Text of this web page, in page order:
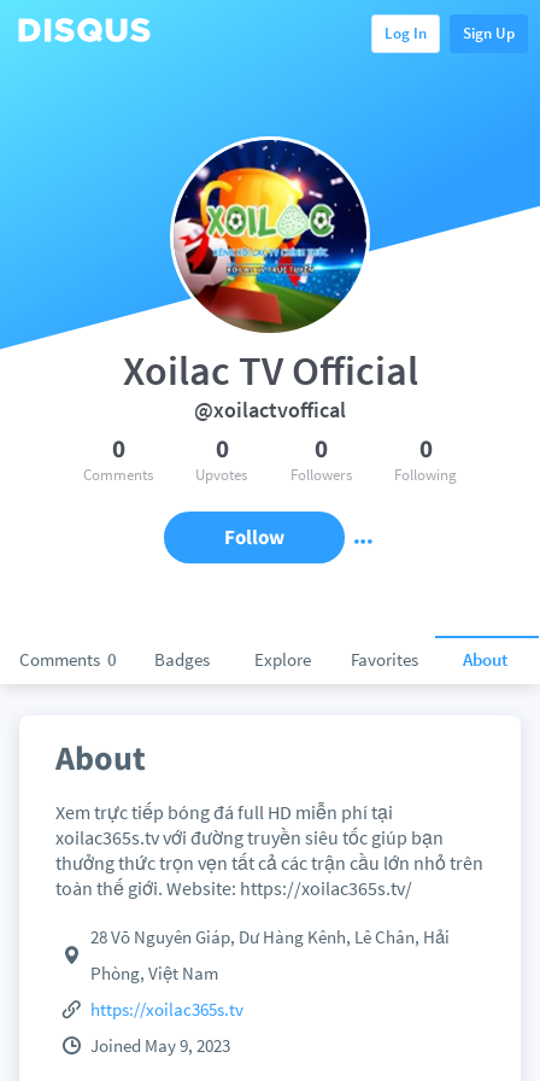
Log In Sign Up
Comments 0 Badges Explore Favorites About
Xoilac TV Official
@xoilactvoffical
0
Comments
0
Upvotes
0
Followers
0
Following
Follow
About
Xem trực tiếp bóng đá full HD miễn phí tại
xoilac365s.tv với đường truyền siêu tốc giúp bạn
thưởng thức trọn vẹn tất cả các trận cầu lớn nhỏ trên
toàn thế giới. Website: https://xoilac365s.tv/
28 Võ Nguyên Giáp, Dư Hàng Kênh, Lê Chân, Hải
Phòng, Việt Nam
https://xoilac365s.tv
Joined May 9, 2023